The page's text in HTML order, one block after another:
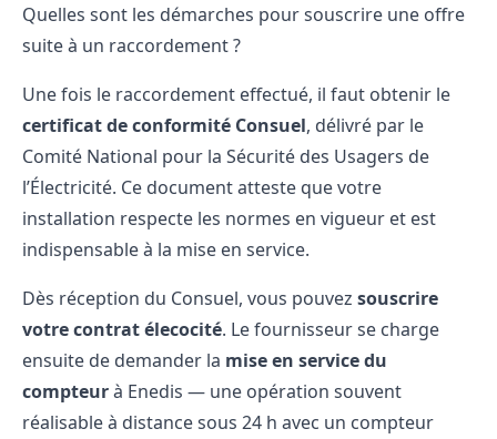
Quelles sont les démarches pour souscrire une offre
suite à un raccordement ?
Une fois le raccordement effectué, il faut obtenir le
certificat de conformité Consuel, délivré par le
Comité National pour la Sécurité des Usagers de
l’Électricité. Ce document atteste que votre
installation respecte les normes en vigueur et est
indispensable à la mise en service.
Dès réception du Consuel, vous pouvez souscrire
votre contrat élecocité. Le fournisseur se charge
ensuite de demander la mise en service du
compteurà Enedis — une opération souvent
réalisable à distance sous 24 h avec un compteur